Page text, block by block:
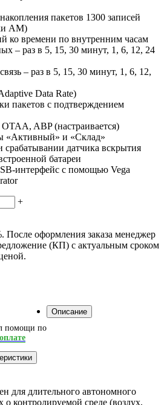
пакетов 1300 записей
АМ)
ко времени по внутренним часам
– раз в 5, 15, 30 минут, 1, 6, 12, 24
– раз в 5, 15, 30 минут, 1, 6, 12,
Data Rate)
пакетов с подтверждением
ABP (настраивается)
«Активный» и «Склад»
срабатывании датчика вскрытия
батареи
интерфейс с помощью Vega
+
оформления заказа менеджер
(КП) с актуальным сроком
помощи по
оплате
Описание
для длительного автономного
контролируемой среде (воздух,